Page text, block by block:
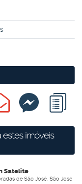
estes imóveis
Satelite
de São José, São José